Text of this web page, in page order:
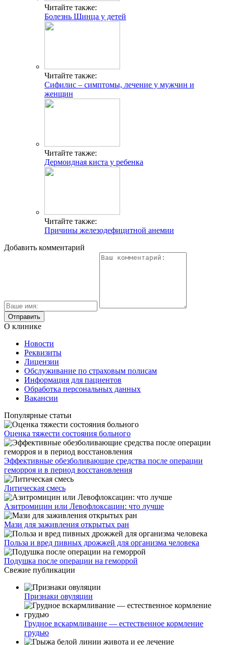
Читайте также:
Болезнь Шинца у детей
Читайте также:
Сифилис – симптомы, лечение у мужчин и
женщин
Читайте также:
Дермоидная киста у ребенка
Читайте также:
Причины железодефицитной анемии
Добавить комментарий
О клинике
Новости
Реквизиты
Лицензии
Обслуживание по страховым полисам
Информация для пациентов
Обработка персональных данных
Вакансии
Популярные статьи
Оценка тяжести состояния больного
Эффективные обезболивающие средства после операции
геморроя и в период восстановления
Литическая смесь
Азитромицин или Левофлоксацин: что лучше
Мази для заживления открытых ран
Польза и вред пивных дрожжей для организма человека
Подушка после операции на геморрой
Свежие публикации
Признаки овуляции
Грудное вскармливание — естественное кормление
грудью